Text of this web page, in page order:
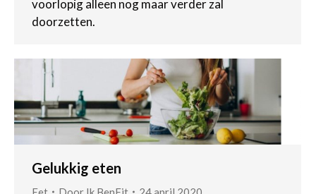
voorlopig alleen nog maar verder zal
doorzetten.
Gelukkig eten